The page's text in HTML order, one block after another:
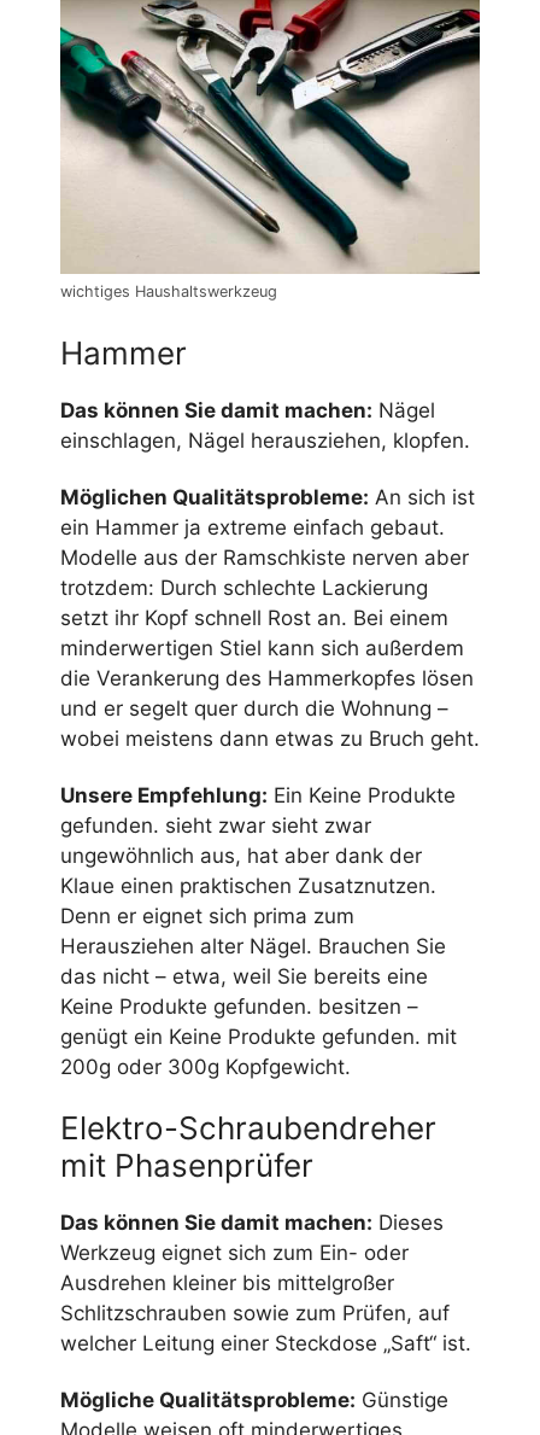
wichtiges Haushaltswerkzeug
Hammer
Das können Sie damit machen: Nägel
einschlagen, Nägel herausziehen, klopfen.
Möglichen Qualitätsprobleme: An sich ist
ein Hammer ja extreme einfach gebaut.
Modelle aus der Ramschkiste nerven aber
trotzdem: Durch schlechte Lackierung
setzt ihr Kopf schnell Rost an. Bei einem
minderwertigen Stiel kann sich außerdem
die Verankerung des Hammerkopfes lösen
und er segelt quer durch die Wohnung –
wobei meistens dann etwas zu Bruch geht.
Unsere Empfehlung: Ein Keine Produkte
gefunden. sieht zwar sieht zwar
ungewöhnlich aus, hat aber dank der
Klaue einen praktischen Zusatznutzen.
Denn er eignet sich prima zum
Herausziehen alter Nägel. Brauchen Sie
das nicht – etwa, weil Sie bereits eine
Keine Produkte gefunden. besitzen –
genügt ein Keine Produkte gefunden. mit
200g oder 300g Kopfgewicht.
Elektro-Schraubendreher
mit Phasenprüfer
Das können Sie damit machen: Dieses
Werkzeug eignet sich zum Ein- oder
Ausdrehen kleiner bis mittelgroßer
Schlitzschrauben sowie zum Prüfen, auf
welcher Leitung einer Steckdose „Saft“ ist.
Mögliche Qualitätsprobleme: Günstige